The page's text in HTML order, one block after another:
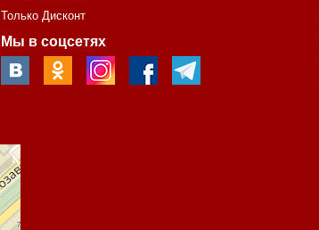
Только Дисконт
Мы в соцсетях